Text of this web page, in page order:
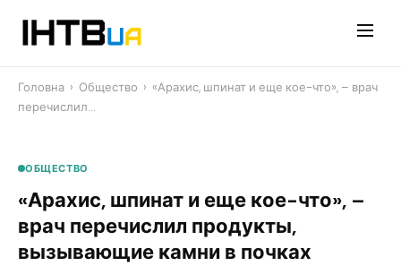
Головна › Общество › «Арахис, шпинат и еще кое-что», – врач
перечислил…
ОБЩЕСТВО
«Арахис, шпинат и еще кое-что», –
врач перечислил продукты,
вызывающие камни в почках